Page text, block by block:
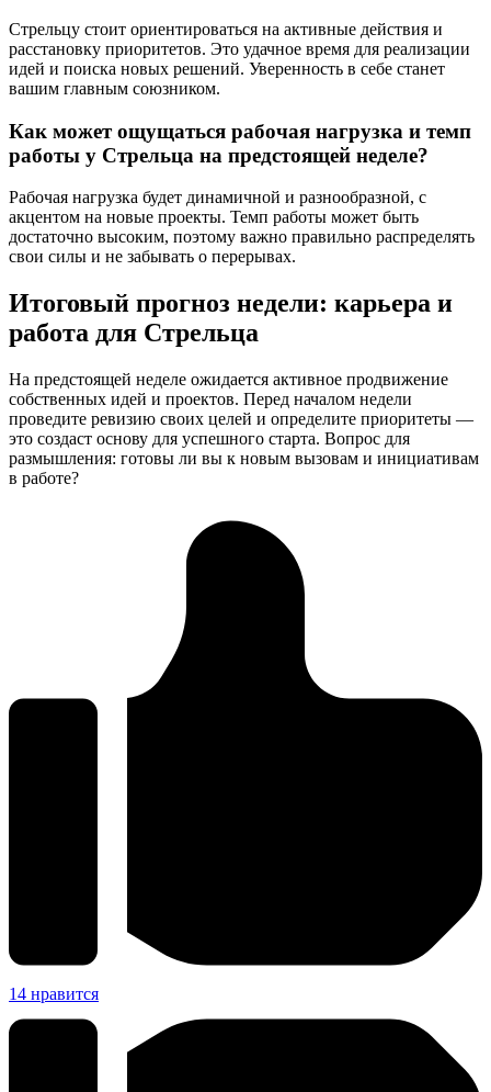
Стрельцу стоит ориентироваться на активные действия и
расстановку приоритетов. Это удачное время для реализации
идей и поиска новых решений. Уверенность в себе станет
вашим главным союзником.
Как может ощущаться рабочая нагрузка и темп
работы у Стрельца на предстоящей неделе?
Рабочая нагрузка будет динамичной и разнообразной, с
акцентом на новые проекты. Темп работы может быть
достаточно высоким, поэтому важно правильно распределять
свои силы и не забывать о перерывах.
Итоговый прогноз недели: карьера и
работа для Стрельца
На предстоящей неделе ожидается активное продвижение
собственных идей и проектов. Перед началом недели
проведите ревизию своих целей и определите приоритеты —
это создаст основу для успешного старта. Вопрос для
размышления: готовы ли вы к новым вызовам и инициативам
в работе?
14 нравится